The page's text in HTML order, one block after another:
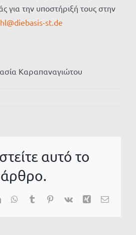
για την υποστήριξή τους στην
st.de
Καραπαναγιώτου
αυτό το
άρθρο.
LinkedInWhatsApp
TumblrPinterest
Vk Xing Email